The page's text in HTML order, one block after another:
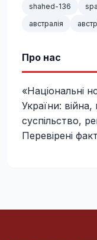
shahed-136
австралія
Про нас
«Національні
України: війна,
суспільство,
Перевірені